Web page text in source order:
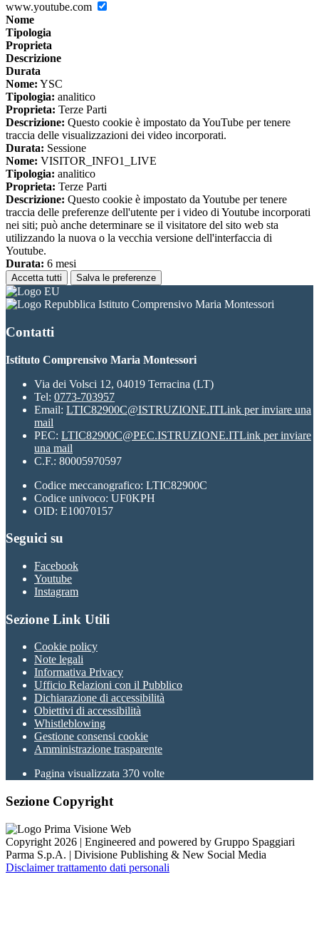
www.youtube.com
Nome
Tipologia
Proprieta
Descrizione
Durata
Nome: YSC
Tipologia: analitico
Proprieta: Terze Parti
Descrizione: Questo cookie è impostato da YouTube per tenere
traccia delle visualizzazioni dei video incorporati.
Durata: Sessione
Nome: VISITOR_INFO1_LIVE
Tipologia: analitico
Proprieta: Terze Parti
Descrizione: Questo cookie è impostato da Youtube per tenere
traccia delle preferenze dell'utente per i video di Youtube incorporati
nei siti; può anche determinare se il visitatore del sito web sta
utilizzando la nuova o la vecchia versione dell'interfaccia di
Youtube.
Durata: 6 mesi
Accetta tutti Salva le preferenze
Istituto Comprensivo Maria Montessori
Contatti
Istituto Comprensivo Maria Montessori
Via dei Volsci 12, 04019 Terracina (LT)
Tel: 0773-703957
Email: LTIC82900C@ISTRUZIONE.ITLink per inviare una
mail
PEC: LTIC82900C@PEC.ISTRUZIONE.ITLink per inviare
una mail
C.F.: 80005970597
Codice meccanografico: LTIC82900C
Codice univoco: UF0KPH
OID: E10070157
Seguici su
Facebook
Youtube
Instagram
Sezione Link Utili
Cookie policy
Note legali
Informativa Privacy
Ufficio Relazioni con il Pubblico
Dichiarazione di accessibilità
Obiettivi di accessibilità
Whistleblowing
Gestione consensi cookie
Amministrazione trasparente
Pagina visualizzata 370 volte
Sezione Copyright
Copyright 2026 | Engineered and powered by Gruppo Spaggiari
Parma S.p.A. | Divisione Publishing & New Social Media
Disclaimer trattamento dati personali